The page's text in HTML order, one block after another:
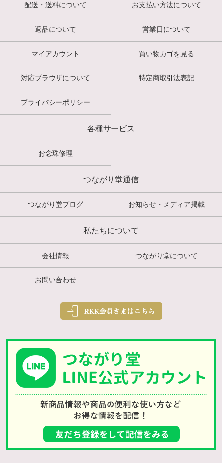
配送・送料について お支払い方法について
返品について 営業日について
マイアカウント 買い物カゴを見る
対応ブラウザについて 特定商取引法表記
プライバシーポリシー
各種サービス
お念珠修理
つながり堂通信
つながり堂ブログ お知らせ・メディア掲載
私たちについて
会社情報 つながり堂について
お問い合わせ